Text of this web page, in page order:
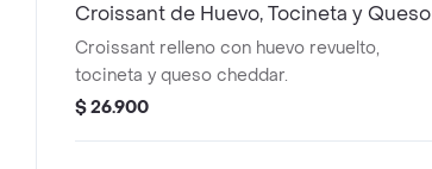
Croissant de Huevo, Tocineta y Queso
Croissant relleno con huevo revuelto,
tocineta y queso cheddar.
$ 26.900